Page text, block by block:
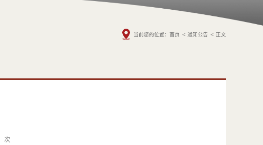
当前您的位置： 首页 < 通知公告 < 正文
次